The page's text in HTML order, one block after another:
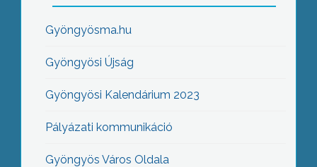
Gyöngyösma.hu
Gyöngyösi Újság
Gyöngyösi Kalendárium 2023
Pályázati kommunikáció
Gyöngyös Város Oldala